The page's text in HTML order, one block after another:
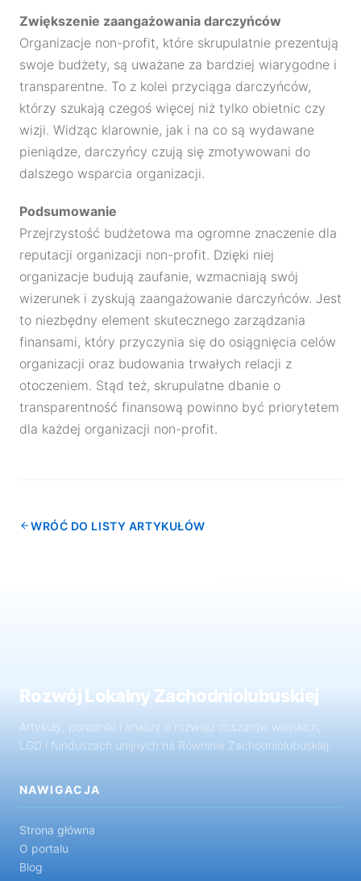
Zwiększenie zaangażowania darczyńców
Organizacje non-profit, które skrupulatnie prezentują
swoje budżety, są uważane za bardziej wiarygodne i
transparentne. To z kolei przyciąga darczyńców,
którzy szukają czegoś więcej niż tylko obietnic czy
wizji. Widząc klarownie, jak i na co są wydawane
pieniądze, darczyńcy czują się zmotywowani do
dalszego wsparcia organizacji.
Podsumowanie
Przejrzystość budżetowa ma ogromne znaczenie dla
reputacji organizacji non-profit. Dzięki niej
organizacje budują zaufanie, wzmacniają swój
wizerunek i zyskują zaangażowanie darczyńców. Jest
to niezbędny element skutecznego zarządzania
finansami, który przyczynia się do osiągnięcia celów
organizacji oraz budowania trwałych relacji z
otoczeniem. Stąd też, skrupulatne dbanie o
transparentność finansową powinno być priorytetem
dla każdej organizacji non-profit.
WRÓĆ DO LISTY ARTYKUŁÓW
Rozwój Lokalny Zachodniolubuskiej
Artykuły, poradniki i analizy o rozwoju obszarów wiejskich,
LGD i funduszach unijnych na Równinie Zachodniolubuskiej.
NAWIGACJA
Strona główna
O portalu
Blog